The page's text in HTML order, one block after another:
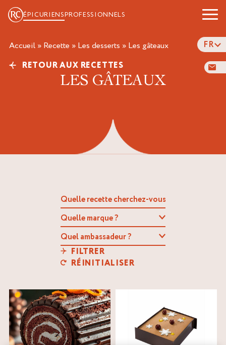
ÉPICURIENSPROFESSIONNELS
FR
Accueil » Recette » Les desserts » les gâteaux
RETOUR AUX RECETTES
LES GÂTEAUX
FILTRER
RÉINITIALISER